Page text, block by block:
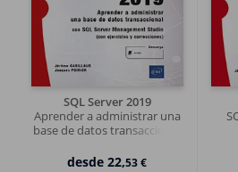
SQL Server 2019
Aprender a administrar una
base de datos transaccional
Studio
desde22,53 €